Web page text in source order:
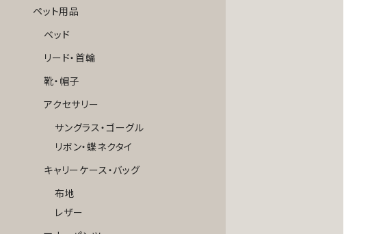
ペット用品
ベッド
リード・首輪
靴・帽子
アクセサリー
サングラス・ゴーグル
リボン・蝶ネクタイ
キャリーケース・バッグ
布地
レザー